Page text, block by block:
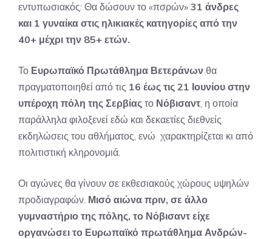
εντυπωσιακός: Θα δώσουν το «πσρών» 31 άνδρες
και 1 γυναίκα στις ηλικιακές κατηγορίες από την
40+ μέχρι την 85+ ετών.
Το Ευρωπαϊκό Πρωτάθλημα Βετεράνων θα
πραγματοποιηθεί από τις 16 έως τις 21 Ιουνίου στην
υπέροχη πόλη της Σερβίας το Νόβισαντ, η οποία
παράλληλα φιλοξενεί εδώ και δεκαετίες διεθνείς
εκδηλώσεις του αθλήματος, ενώ χαρακτηρίζεται κι από
πολιτιστική κληρονομιά.
Οι αγώνες θα γίνουν σε εκθεσιακούς χώρους υψηλών
προδιαγραφών. Μισό αιώνα πριν, σε άλλο
γυμναστήριο της πόλης, το Νόβισαντ είχε
οργανώσει το Ευρωπαϊκό πρωτάθλημα Ανδρών-